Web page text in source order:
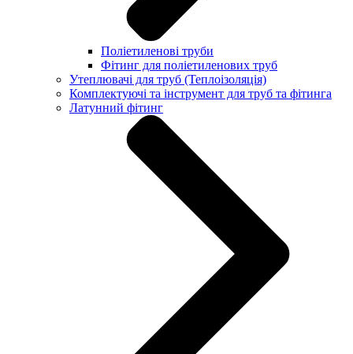
Поліетиленові труби
Фітинг для поліетиленових труб
Утеплювачі для труб (Теплоізоляція)
Комплектуючі та інструмент для труб та фітинга
Латунний фітинг